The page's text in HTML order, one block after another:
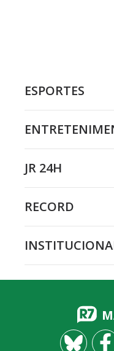
ESPORTES
JR 24H
RECORD